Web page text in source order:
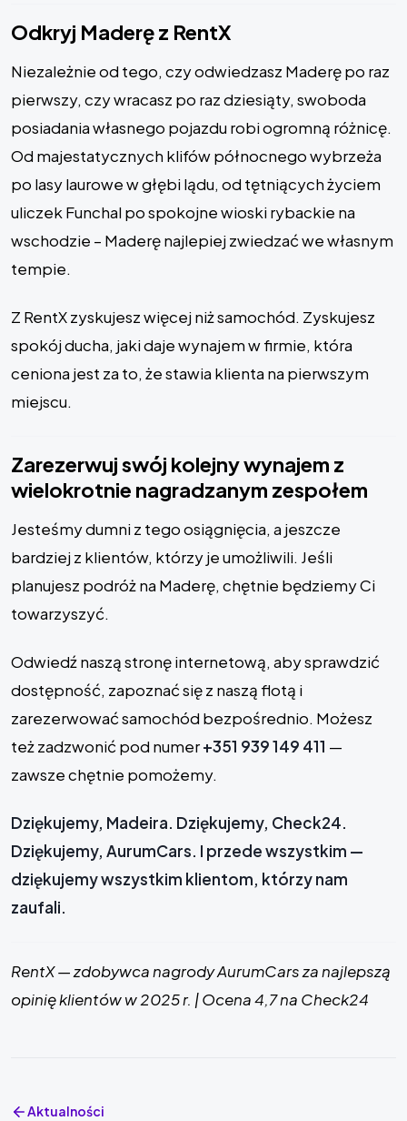
Odkryj Maderę z RentX
Niezależnie od tego, czy odwiedzasz Maderę po raz
pierwszy, czy wracasz po raz dziesiąty, swoboda
posiadania własnego pojazdu robi ogromną różnicę.
Od majestatycznych klifów północnego wybrzeża
po lasy laurowe w głębi lądu, od tętniących życiem
uliczek Funchal po spokojne wioski rybackie na
wschodzie – Maderę najlepiej zwiedzać we własnym
tempie.
Z RentX zyskujesz więcej niż samochód. Zyskujesz
spokój ducha, jaki daje wynajem w firmie, która
ceniona jest za to, że stawia klienta na pierwszym
miejscu.
Zarezerwuj swój kolejny wynajem z
wielokrotnie nagradzanym zespołem
Jesteśmy dumni z tego osiągnięcia, a jeszcze
bardziej z klientów, którzy je umożliwili. Jeśli
planujesz podróż na Maderę, chętnie będziemy Ci
towarzyszyć.
Odwiedź naszą stronę internetową, aby sprawdzić
dostępność, zapoznać się z naszą flotą i
zarezerwować samochód bezpośrednio. Możesz
też zadzwonić pod numer+351 939 149 411 —
zawsze chętnie pomożemy.
Dziękujemy, Madeira. Dziękujemy, Check24.
Dziękujemy, AurumCars. I przede wszystkim —
dziękujemy wszystkim klientom, którzy nam
zaufali.
RentX — zdobywca nagrody AurumCars za najlepszą
opinię klientów w 2025 r. | Ocena 4,7 na Check24
Aktualności